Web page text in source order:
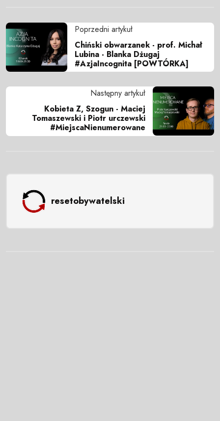
Poprzedni artykuł
Chiński obwarzanek - prof. Michał
Lubina - Blanka Dżugaj
#AzjaIncognita [POWTÓRKA]
Następny artykuł
Kobieta Z, Szogun - Maciej
Tomaszewski i Piotr urczewski
#MiejscaNienumerowane
resetobywatelski